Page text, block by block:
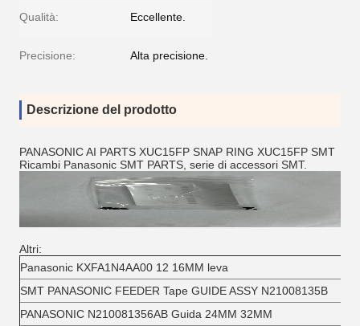
Qualità: Eccellente.
Precisione: Alta precisione.
Descrizione del prodotto
PANASONIC AI PARTS XUC15FP SNAP RING XUC15FP SMT
Ricambi Panasonic SMT PARTS, serie di accessori SMT.
Altri:
Panasonic KXFA1N4AA00 12 16MM leva
SMT PANASONIC FEEDER Tape GUIDE ASSY N21008135B
PANASONIC N210081356AB Guida 24MM 32MM